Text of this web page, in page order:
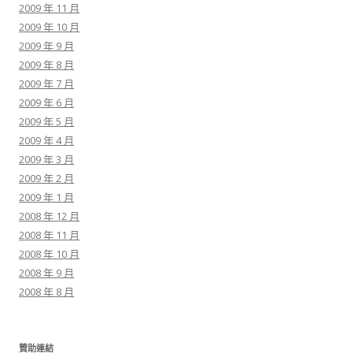
2009 年 11 月
2009 年 10 月
2009 年 9 月
2009 年 8 月
2009 年 7 月
2009 年 6 月
2009 年 5 月
2009 年 4 月
2009 年 3 月
2009 年 2 月
2009 年 1 月
2008 年 12 月
2008 年 11 月
2008 年 10 月
2008 年 9 月
2008 年 8 月
贊助連結